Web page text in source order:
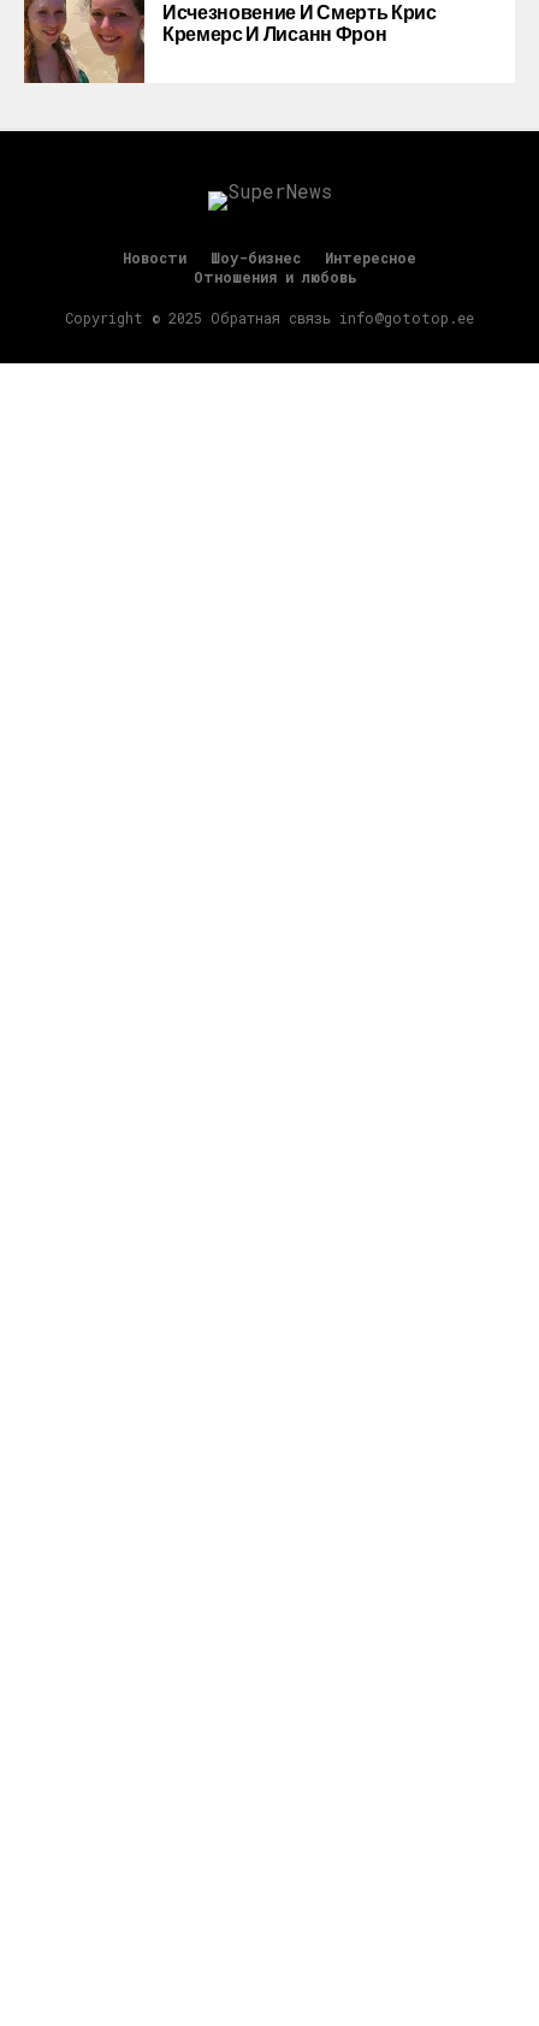
Исчезновение И Смерть Крис
Кремерс И Лисанн Фрон
Новости Шоу-бизнес
Интересное
Отношения и любовь
Copyright © 2025 Обратная связь info@gototop.ee